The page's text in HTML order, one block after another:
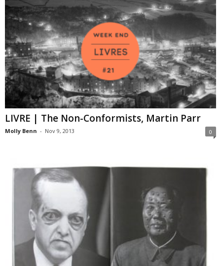
LIVRE | The Non-Conformists, Martin Parr
Molly Benn - Nov 9, 2013 0